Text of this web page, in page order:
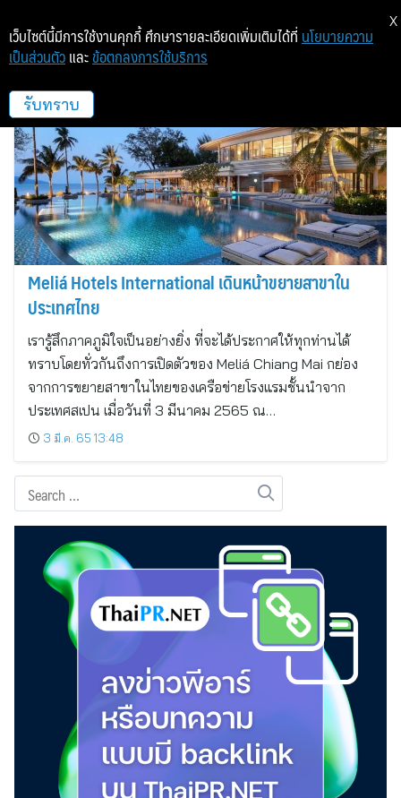
Melia Hotels International
Meliá Hotels International เดินหน้าขยายสาขาใน
ประเทศไทย
เรารู้สึกภาคภูมิใจเป็นอย่างยิ่ง ที่จะได้ประกาศให้ทุกท่านได้
ทราบโดยทั่วกันถึงการเปิดตัวของ Meliá Chiang Mai กย่อง
จากการขยายสาขาในไทยของเครือข่ายโรงแรมชั้นนำจาก
ประเทศสเปน เมื่อวันที่ 3 มีนาคม 2565 ณ…
3 มี.ค. 65 13:48
เว็บไซต์นี้มีการใช้งานคุกกี้ ศึกษารายละเอียดเพิ่มเติมได้ที่ นโยบายความ
เป็นส่วนตัว และ ข้อตกลงการใช้บริการ
รับทราบ
X